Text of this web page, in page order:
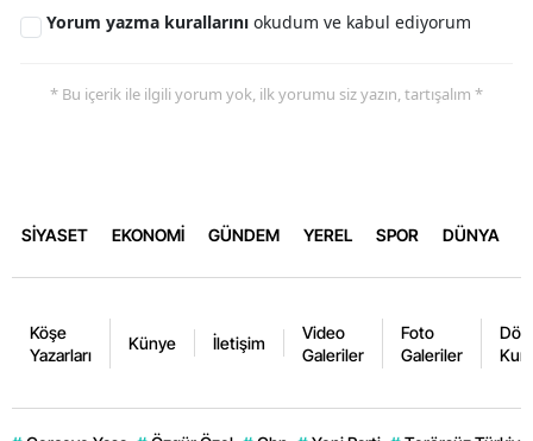
Yorum yazma kurallarını okudum ve kabul ediyorum
* Bu içerik ile ilgili yorum yok, ilk yorumu siz yazın, tartışalım *
SİYASET EKONOMİ GÜNDEM YEREL SPOR DÜNYA
Köşe
Yazarları
Künye İletişim
Video
Galeriler
Foto
Galeriler